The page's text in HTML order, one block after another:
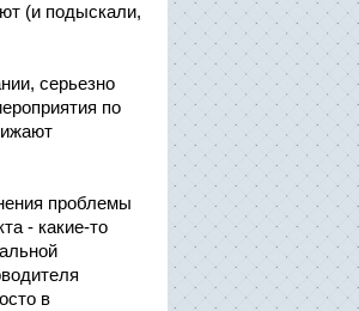
(и подыскали,
серьезно
по
проблемы
- какие-то
в